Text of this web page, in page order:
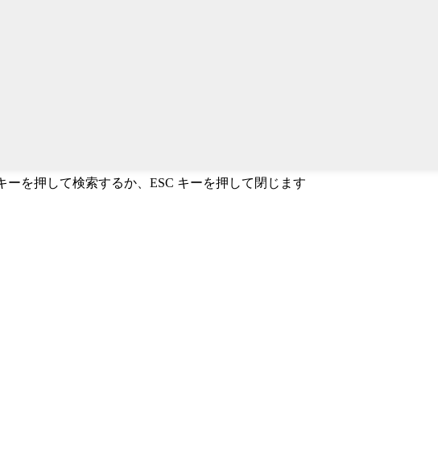
ーを押して検索するか、ESC キーを押して閉じます